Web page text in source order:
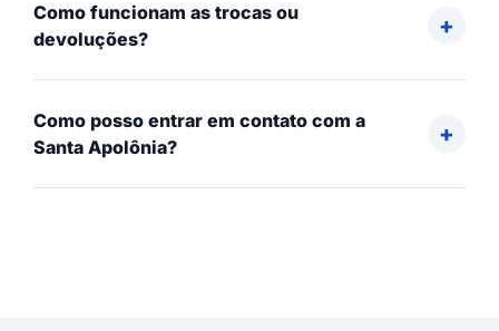
Como funcionam as trocas ou
devoluções?
Como posso entrar em contato com a
Santa Apolônia?